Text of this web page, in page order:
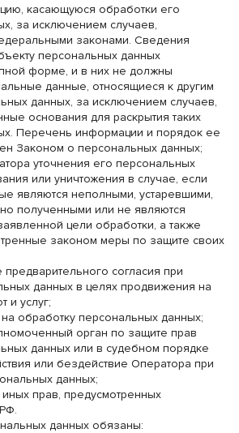
касающуюся обработки его
за исключением случаев,
законами. Сведения
персональных данных
форме, и в них не должны
данные, относящиеся к другим
данных, за исключением случаев,
основания для раскрытия таких
Перечень информации и порядок ее
Законом о персональных данных;
уточнения его персональных
или уничтожения в случае, если
являются неполными, устаревшими,
полученными или не являются
цели обработки, а также
законом меры по защите своих
предварительного согласия при
данных в целях продвижения на
и услуг;
обработку персональных данных;
орган по защите прав
данных или в судебном порядке
или бездействие Оператора при
данных;
прав, предусмотренных
данных обязаны: